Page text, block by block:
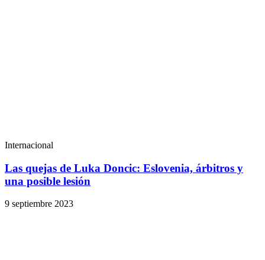
Internacional
Las quejas de Luka Doncic: Eslovenia, árbitros y
una posible lesión
9 septiembre 2023